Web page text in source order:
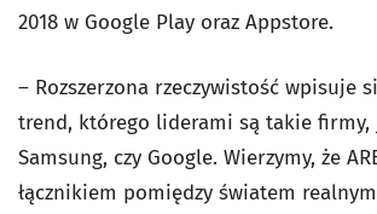
2018 w Google Play oraz Appstore.
– Rozszerzona rzeczywistość wpisuje
trend, którego liderami są takie firmy,
Samsung, czy Google. Wierzymy, że
łącznikiem pomiędzy światem